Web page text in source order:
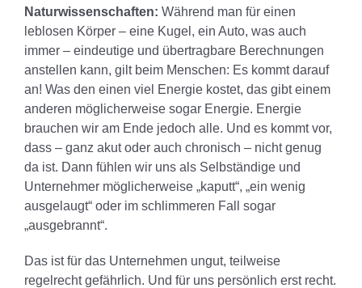
Naturwissenschaften: Während man für einen
leblosen Körper – eine Kugel, ein Auto, was auch
immer – eindeutige und übertragbare Berechnungen
anstellen kann, gilt beim Menschen: Es kommt darauf
an! Was den einen viel Energie kostet, das gibt einem
anderen möglicherweise sogar Energie. Energie
brauchen wir am Ende jedoch alle. Und es kommt vor,
dass – ganz akut oder auch chronisch – nicht genug
da ist. Dann fühlen wir uns als Selbständige und
Unternehmer möglicherweise „kaputt“, „ein wenig
ausgelaugt“ oder im schlimmeren Fall sogar
„ausgebrannt“.
Das ist für das Unternehmen ungut, teilweise
regelrecht gefährlich. Und für uns persönlich erst recht.